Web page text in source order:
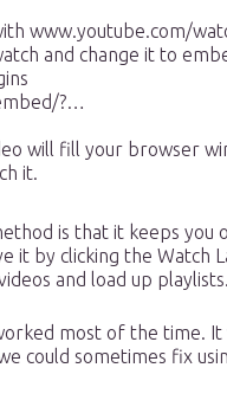
www.youtube.com/
and change it to
?…
will fill your browser
it.
is that it keeps you
it by clicking the
and load up playlists.
most of the time. It
could sometimes fix